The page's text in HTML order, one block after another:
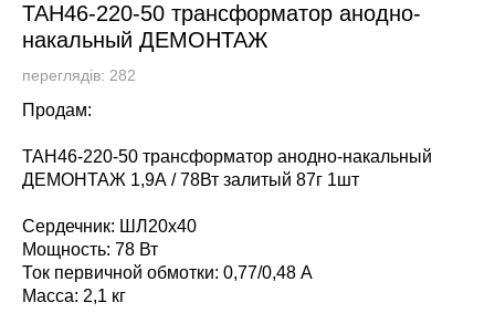
ТАН46-220-50 трансформатор анодно-
накальный ДЕМОНТАЖ
переглядів: 282
Продам:
ТАН46-220-50 трансформатор анодно-накальный
ДЕМОНТАЖ 1,9А / 78Вт залитый 87г 1шт
Сердечник: ШЛ20х40
Мощность: 78 Вт
Ток первичной обмотки: 0,77/0,48 А
Масса: 2,1 кг